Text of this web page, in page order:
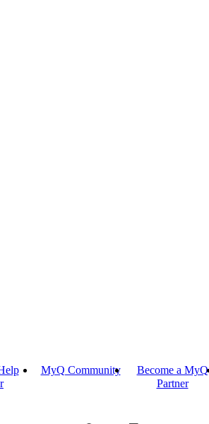
MyQ Community
Become a MyQ
Partner